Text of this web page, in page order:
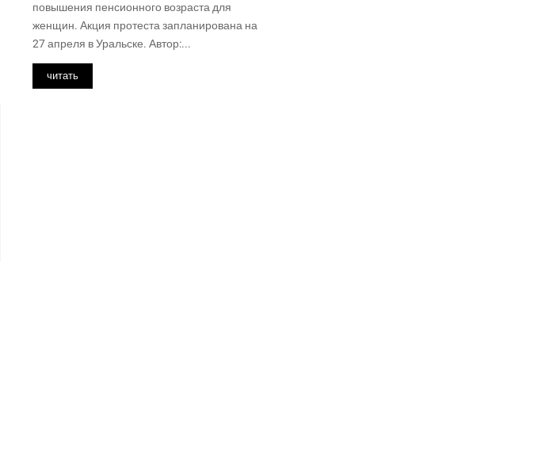
повышения пенсионного возраста для
женщин. Акция протеста запланирована на
27 апреля в Уральске. Автор:...
читать